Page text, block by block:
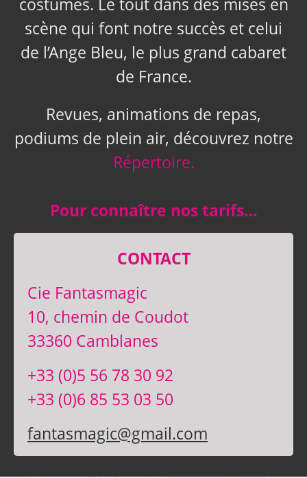
costumes. Le tout dans des mises en
scène qui font notre succès et celui
de l’Ange Bleu, le plus grand cabaret
de France.
Revues, animations de repas,
podiums de plein air, découvrez notre
Répertoire.
Pour connaître nos tarifs…
CONTACT
Cie Fantasmagic
10, chemin de Coudot
33360 Camblanes
+33 (0)5 56 78 30 92
+33 (0)6 85 53 03 50
fantasmagic@gmail.com